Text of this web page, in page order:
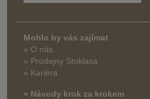
Mohlo by vás zajímat
» O nás
» Prodejny Stoklasa
» Kariéra
» Návody krok za krokem